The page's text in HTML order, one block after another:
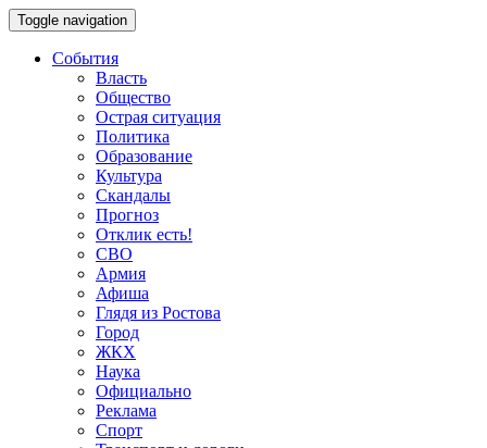
Toggle navigation
События
Власть
Общество
Острая ситуация
Политика
Образование
Культура
Скандалы
Прогноз
Отклик есть!
СВО
Армия
Афиша
Глядя из Ростова
Город
ЖКХ
Наука
Официально
Реклама
Спорт